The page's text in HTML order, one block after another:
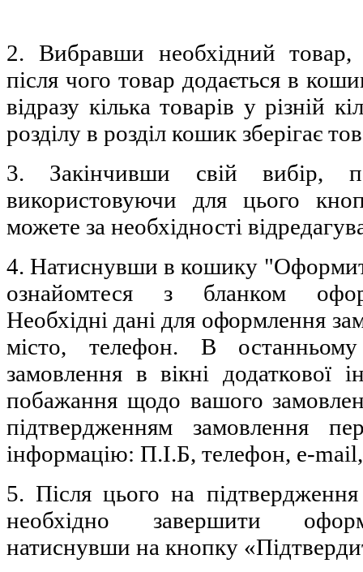
2. Вибравши необхідний товар,
після чого товар додається в
відразу кілька товарів у різній
розділу в розділ кошик зберігає
3. Закінчивши свій вибір,
використовуючи для цього
можете за необхідності
4. Натиснувши в кошику
ознайомтеся з бланком
Необхідні дані для оформлення
місто, телефон. В
замовлення в вікні додаткової
побажання щодо вашого
підтвердженням замовлення
інформацію: П.І.Б, телефон, e-
5. Після цього на
необхідно завершити
натиснувши на кнопку